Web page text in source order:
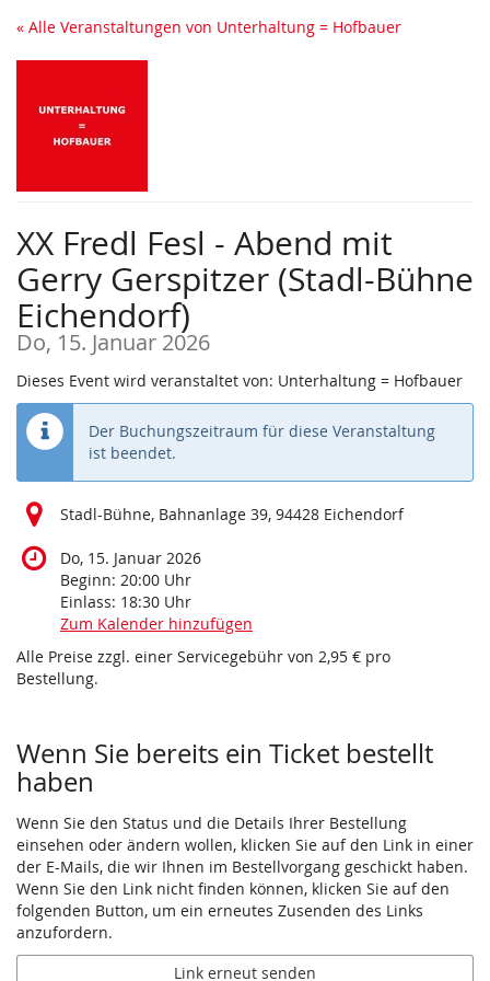
Zum
Inhalt
« Alle Veranstaltungen von Unterhaltung = Hofbauer
XX Fredl Fesl - Abend mit
Gerry Gerspitzer (Stadl-Bühne
Eichendorf)
Do, 15. Januar 2026
Dieses Event wird veranstaltet von: Unterhaltung = Hofbauer
Der Buchungszeitraum für diese Veranstaltung
ist beendet.
Stadl-Bühne, Bahnanlage 39, 94428 Eichendorf
Do, 15. Januar 2026
Beginn: 20:00 Uhr
Einlass: 18:30 Uhr
Zum Kalender hinzufügen
Alle Preise zzgl. einer Servicegebühr von 2,95 € pro
Bestellung.
Wenn Sie bereits ein Ticket bestellt
haben
Wenn Sie den Status und die Details Ihrer Bestellung
einsehen oder ändern wollen, klicken Sie auf den Link in einer
der E-Mails, die wir Ihnen im Bestellvorgang geschickt haben.
Wenn Sie den Link nicht finden können, klicken Sie auf den
folgenden Button, um ein erneutes Zusenden des Links
anzufordern.
Link erneut senden